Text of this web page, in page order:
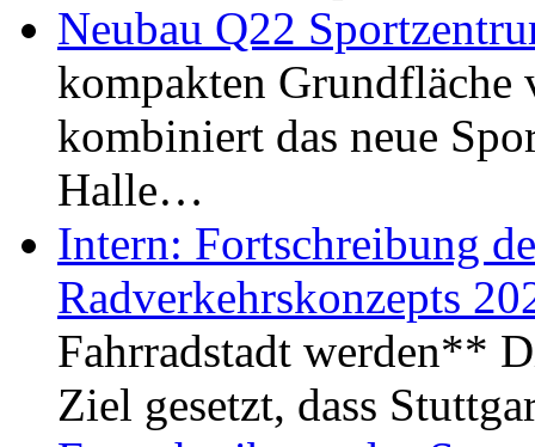
Neubau Q22
kompakten Grundfläche
kombiniert das neue
Halle…
Intern: Fortschreibung
Radverkehrskonzepts
Fahrradstadt werden**
Ziel gesetzt, dass